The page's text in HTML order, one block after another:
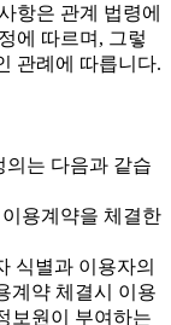
항은 관계 법령에
에 따르며, 그렇
관례에 따릅니다.
의는 다음과 같습
용계약을 체결한
식별과 이용자의
계약 체결시 이용
보원이 부여하는